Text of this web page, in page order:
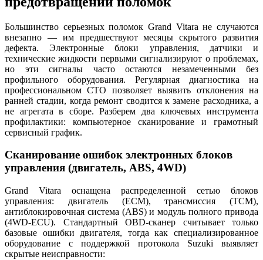
Большинство серьезных поломок Grand Vitara не случаются
внезапно — им предшествуют месяцы скрытого развития
дефекта. Электронные блоки управления, датчики и
технические жидкости первыми сигнализируют о проблемах,
но эти сигналы часто остаются незамеченными без
профильного оборудования. Регулярная диагностика на
профессиональном СТО позволяет выявить отклонения на
ранней стадии, когда ремонт сводится к замене расходника, а
не агрегата в сборе. Разберем два ключевых инструмента
профилактики: компьютерное сканирование и грамотный
сервисный график.
Сканирование ошибок электронных блоков
управления (двигатель, ABS, 4WD)
Grand Vitara оснащена распределенной сетью блоков
управления: двигатель (ECM), трансмиссия (TCM),
антиблокировочная система (ABS) и модуль полного привода
(4WD-ECU). Стандартный OBD-сканер считывает только
базовые ошибки двигателя, тогда как специализированное
оборудование с поддержкой протокола Suzuki выявляет
скрытые неисправности: